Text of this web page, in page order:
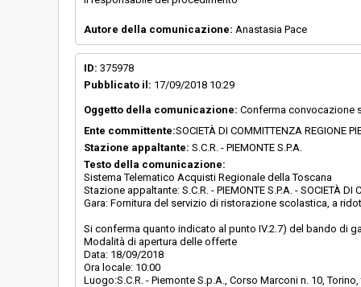
Autore della comunicazione: Anastasia Pace
ID: 375978
Pubblicato il: 17/09/2018 10:29
Oggetto della comunicazione: Conferma convocazione
Ente committente:SOCIETÀ DI COMMITTENZA REGIONE
Stazione appaltante: S.C.R. - PIEMONTE S.P.A.
Testo della comunicazione:
Sistema Telematico Acquisti Regionale della Toscana
Stazione appaltante: S.C.R. - PIEMONTE S.P.A. - SOCIETÀ DI
Gara: Fornitura del servizio di ristorazione scolastica, a
Si conferma quanto indicato al punto IV.2.7) del bando di
Modalità di apertura delle offerte
Data: 18/09/2018
Ora locale: 10:00
Luogo:S.C.R. - Piemonte S.p.A., Corso Marconi n. 10,